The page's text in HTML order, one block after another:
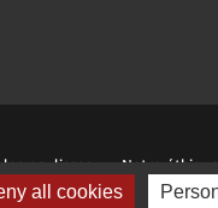
les coulisses Notre éthique
all cookies